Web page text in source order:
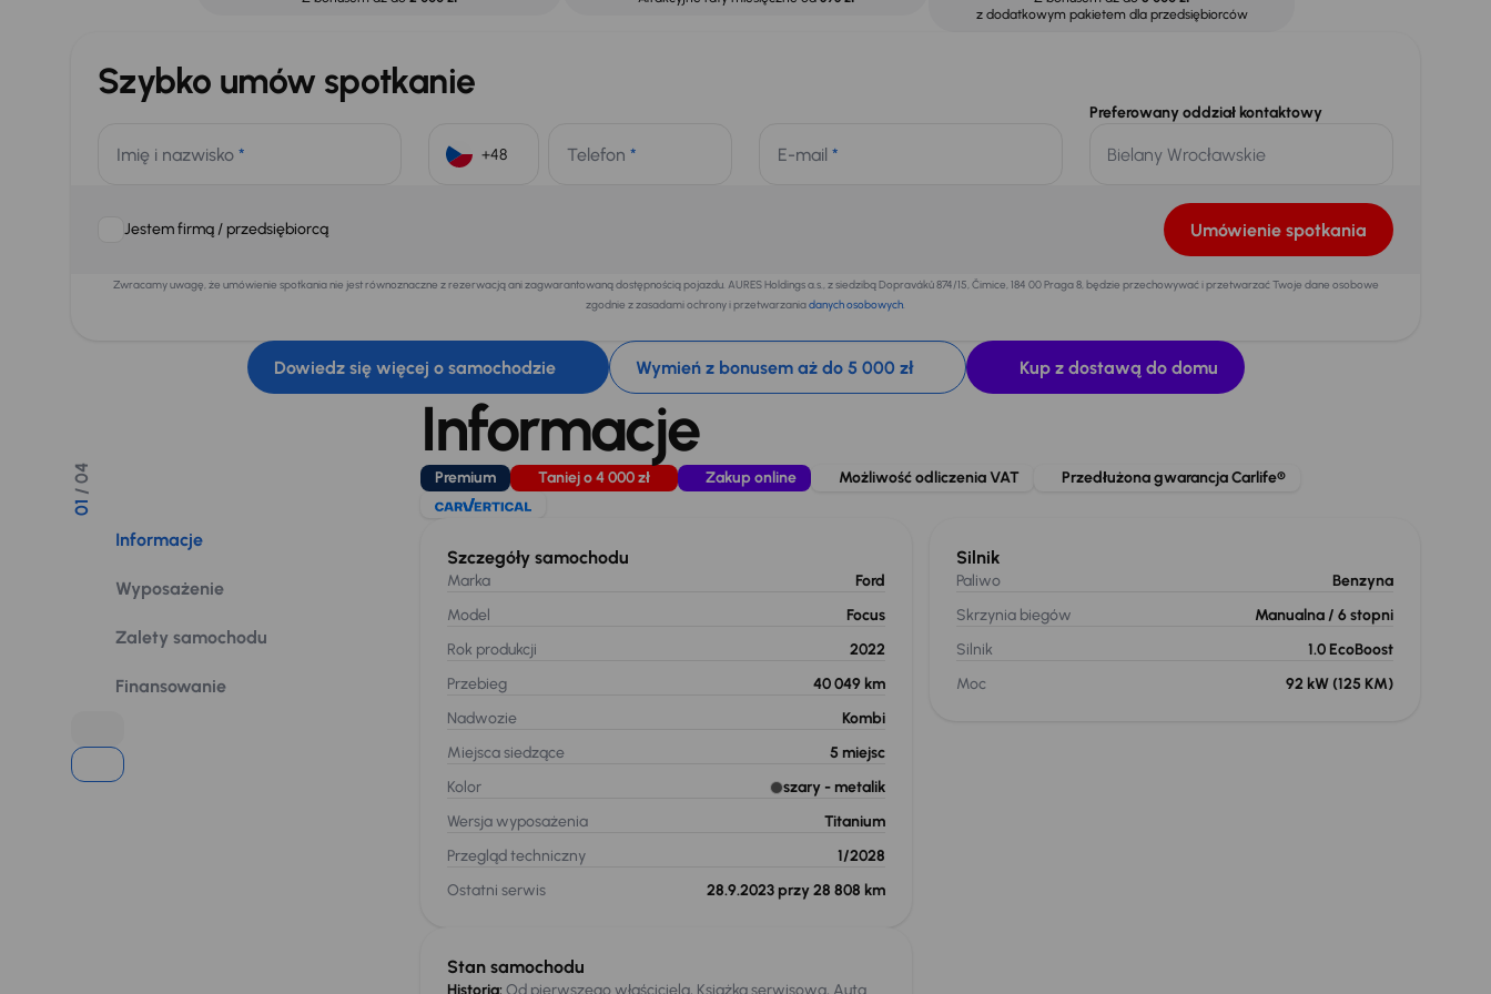
z dodatkowym pakietem dla przedsiębiorców
Szybko umów spotkanie
Imię i nazwisko * Telefon * E-mail *
Preferowany oddział kontaktowy
Jestem firmą / przedsiębiorcą Umówienie spotkania
Zwracamy uwagę, że umówienie spotkania nie jest równoznaczne z rezerwacją ani zagwarantowaną dostępnością pojazdu. AURES Holdings a.s., z siedzibą Dopraváků 874/15, Čimice, 184 00 Praga 8, będzie przechowywać i przetwarzać Twoje dane osobowe
zgodnie z zasadami ochrony i przetwarzaniadanych osobowych.
Dowiedz się więcej o samochodzie Wymień z bonusem aż do 5 000 zł Kup z dostawą do domu
01
/ 04
Informacje
Wyposażenie
Zalety samochodu
Finansowanie
Informacje
Premium Taniej o 4 000 zł Zakup online Możliwość odliczenia VAT Przedłużona gwarancja Carlife®
Szczegóły samochodu
Marka
Ford
Model
Focus
Rok produkcji
2022
Przebieg
40 049 km
Nadwozie
Kombi
Miejsca siedzące
5 miejsc
Kolor
szary - metalik
Wersja wyposażenia
Titanium
Przegląd techniczny
1/2028
Ostatni serwis
28.9.2023 przy 28 808 km
Stan samochodu
Historia:Od pierwszego właściciela, Książka serwisowa, Auta
Silnik
Paliwo
Benzyna
Skrzynia biegów
Manualna / 6 stopni
Silnik
1.0 EcoBoost
Moc
92 kW (125 KM)